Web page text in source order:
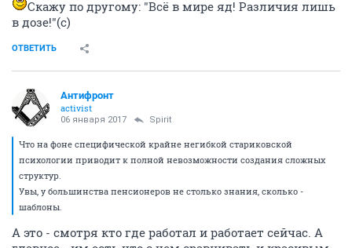
Скажу по другому: "Всё в мире яд! Различия лишь
в дозе!"(с)
ОТВЕТИТЬ
Антифронт
activist
06 января 2017 Spirit
Что на фоне специфической крайне негибкой стариковской
психологии приводит к полной невозможности создания сложных
структур.
Увы, у большинства пенсионеров не столько знания, сколько -
шаблоны.
А это - смотря кто где работал и работает сейчас. А